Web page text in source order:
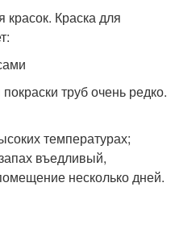
красок. Краска для
труб очень редко.
температурах;
въедливый,
несколько дней.